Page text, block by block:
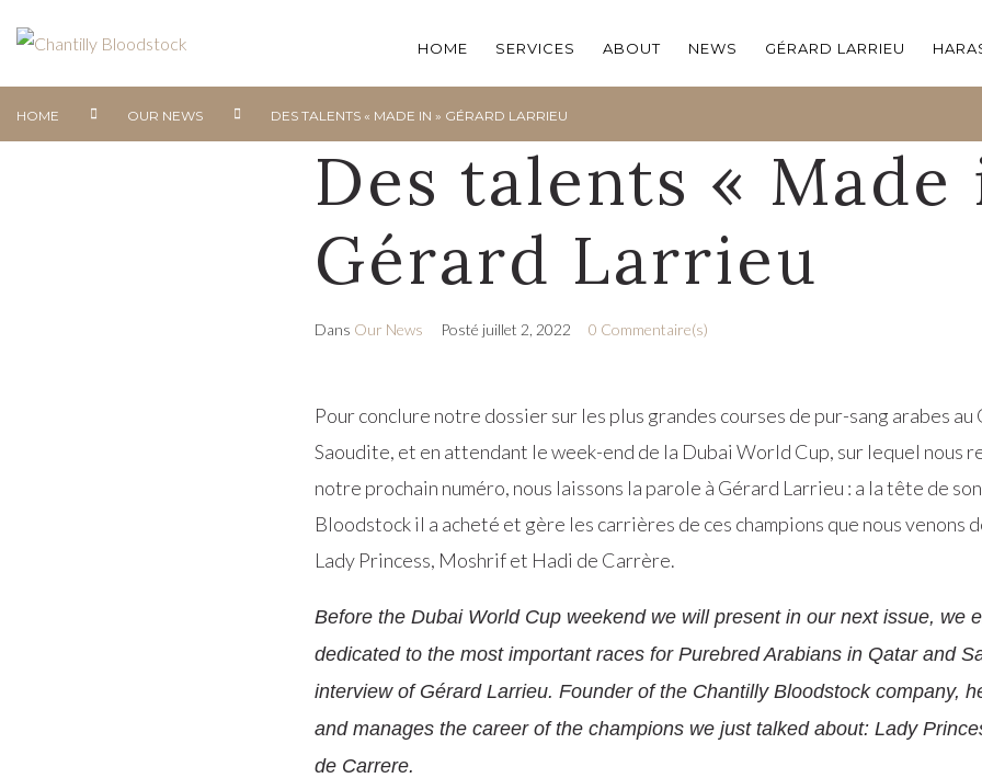
HOME SERVICES ABOUT NEWS GÉRARD LARRIEU
HOME OUR NEWS DES TALENTS « MADE IN » GÉRARD LARRIEU
Des talents « Made
Gérard Larrieu
Dans Our News Posté juillet 2, 2022 0 Commentaire(s)
Pour conclure notre dossier sur les plus grandes courses de pur-sang arabes
Saoudite, et en attendant le week-end de la Dubai World Cup, sur lequel nous
notre prochain numéro, nous laissons la parole à Gérard Larrieu : a la tête de
Bloodstock il a acheté et gère les carrières de ces champions que nous venons
Lady Princess, Moshrif et Hadi de Carrère.
Before the Dubai World Cup weekend we will present in our next issue, we
dedicated to the most important races for Purebred Arabians in Qatar and
interview of Gérard Larrieu. Founder of the Chantilly Bloodstock company,
and manages the career of the champions we just talked about: Lady
de Carrere.